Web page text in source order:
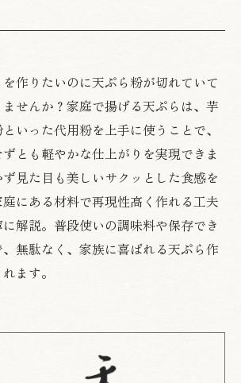
作りたいのに天ぷら粉が切れていて
せんか？家庭で揚げる天ぷらは、芋
いった代用粉を上手に使うことで、
とも軽やかな仕上がりを実現できま
見た目も美しいサクッとした食感を
にある材料で再現性高く作れる工夫
解説。普段使いの調味料や保存でき
無駄なく、家族に喜ばれる天ぷら作
ます。